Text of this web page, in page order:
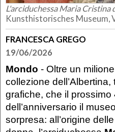
L'arciduchessa Maria
Kunsthistorisches Museum,
FRANCESCA GREGO
19/06/2026
Mondo - Oltre un
collezione
grafiche, che il
dell’anniversario il
sorpresa: all’origine